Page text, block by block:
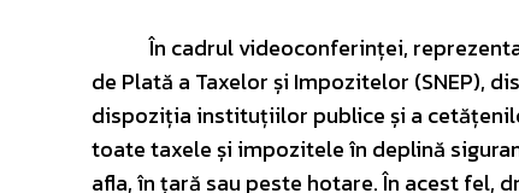
În cadrul videoconferinței,
de Plată a Taxelor și Impozitelor (SNEP),
dispoziția instituțiilor publice și a
toate taxele și impozitele în deplină
afla, în țară sau peste hotare. În acest fel,